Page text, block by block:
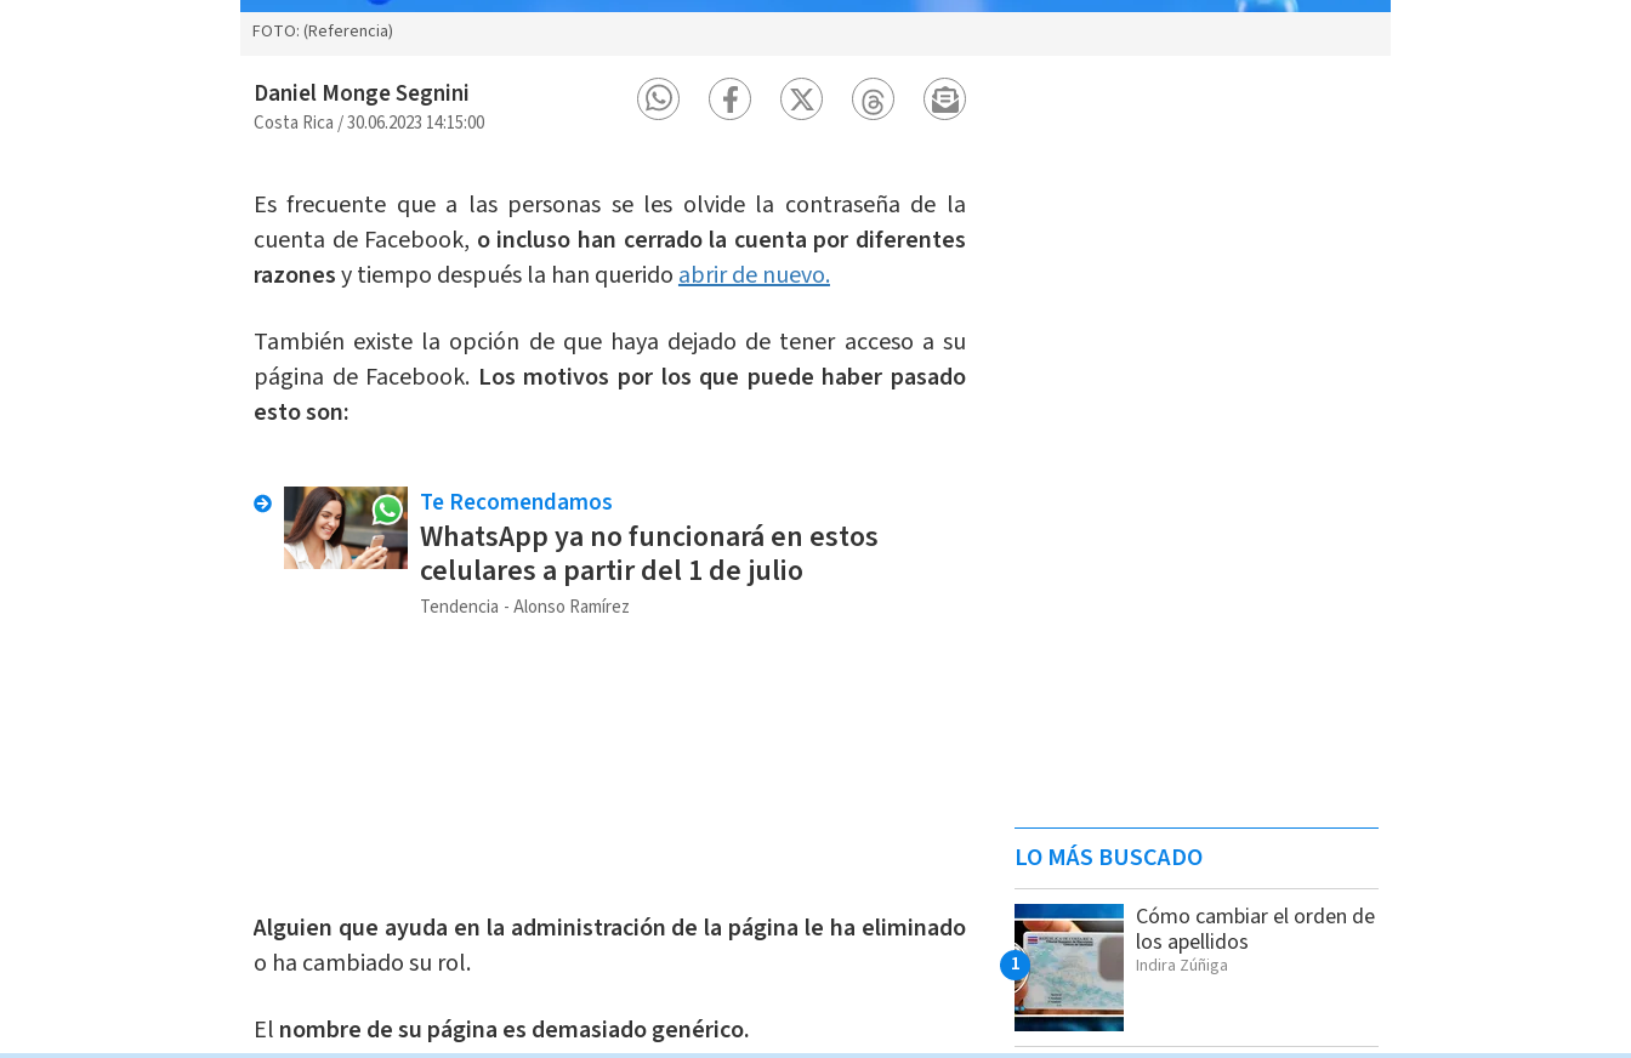
FOTO: (Referencia)
Daniel Monge Segnini
Costa Rica/30.06.2023 14:15:00
Es frecuente que a las personas se les olvide la contraseña de la
cuenta de Facebook, o incluso han cerrado la cuenta por diferentes
razonesy tiempo después la han queridoabrir de nuevo.
También existe la opción de que haya dejado de tener acceso a su
página de Facebook. Los motivos por los que puede haber pasado
esto son:
Te Recomendamos
WhatsApp ya no funcionará en estos
celulares a partir del 1 de julio
Tendencia Alonso Ramírez
Alguien que ayuda en la administración de la página le ha eliminado
o ha cambiado su rol.
El nombre de su página es demasiado genérico.
LO MÁS BUSCADO
Cómo cambiar el orden de
los apellidos
Indira Zúñiga